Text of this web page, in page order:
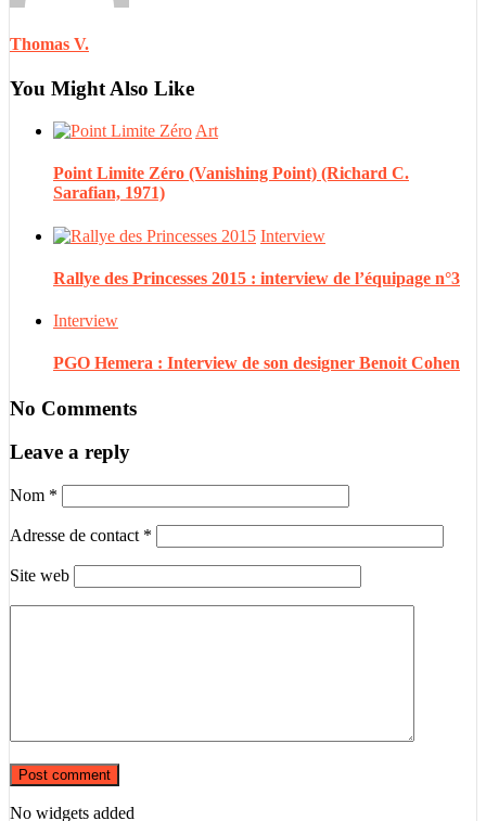
Thomas V.
You Might Also Like
Art
Point Limite Zéro (Vanishing Point) (Richard C.
Sarafian, 1971)
Interview
Rallye des Princesses 2015 : interview de l’équipage n°3
Interview
PGO Hemera : Interview de son designer Benoit Cohen
No Comments
Leave a reply
Nom *
Adresse de contact *
Site web
No widgets added